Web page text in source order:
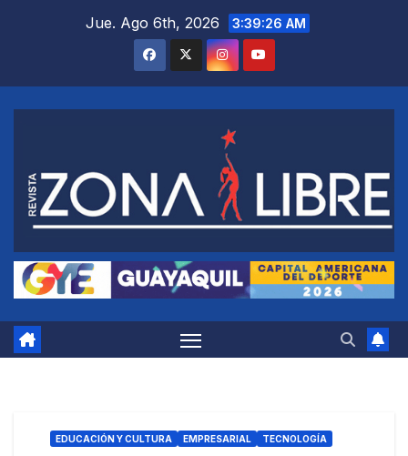
Jue. Ago 6th, 2026 3:39:27 AM
EDUCACIÓN Y CULTURA EMPRESARIAL TECNOLOGÍA